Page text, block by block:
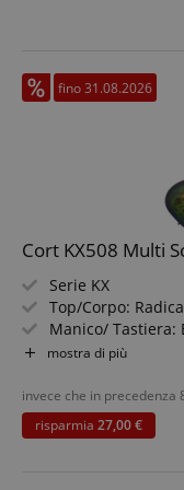
fino 31.08.2026
Cort KX508 Multi
Serie KX
Top/Corpo:
Manico/ Tastiera:
Pickup: 2x
Colore &
mostra di più
invece che in precedenza
risparmia 27,00 €
sid
Google Privacy